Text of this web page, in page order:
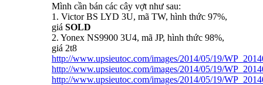
Mình cần bán các cây vợt như sau:
1. Victor BS LYD 3U, mã TW, hình thức 97%,
giá SOLD
2. Yonex NS9900 3U4, mã JP, hình thức 98%,
giá 2t8
http://www.upsieutoc.com/images/2014/05/19/
http://www.upsieutoc.com/images/2014/05/19/
http://www.upsieutoc.com/images/2014/05/19/